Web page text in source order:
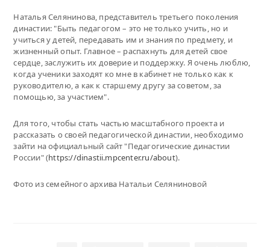
Наталья Селянинова, представитель третьего поколения
династии: "Быть педагогом – это не только учить, но и
учиться у детей, передавать им и знания по предмету, и
жизненный опыт. Главное – распахнуть для детей свое
сердце, заслужить их доверие и поддержку. Я очень люблю,
когда ученики заходят ко мне в кабинет не только как к
руководителю, а как к старшему другу за советом, за
помощью, за участием".
Для того, чтобы стать частью масштабного проекта и
рассказать о своей педагогической династии, необходимо
зайти на официальный сайт "Педагогические династии
России" (https://dinastii.mpcenter.ru/about).
Фото из семейного архива Натальи Селяниновой